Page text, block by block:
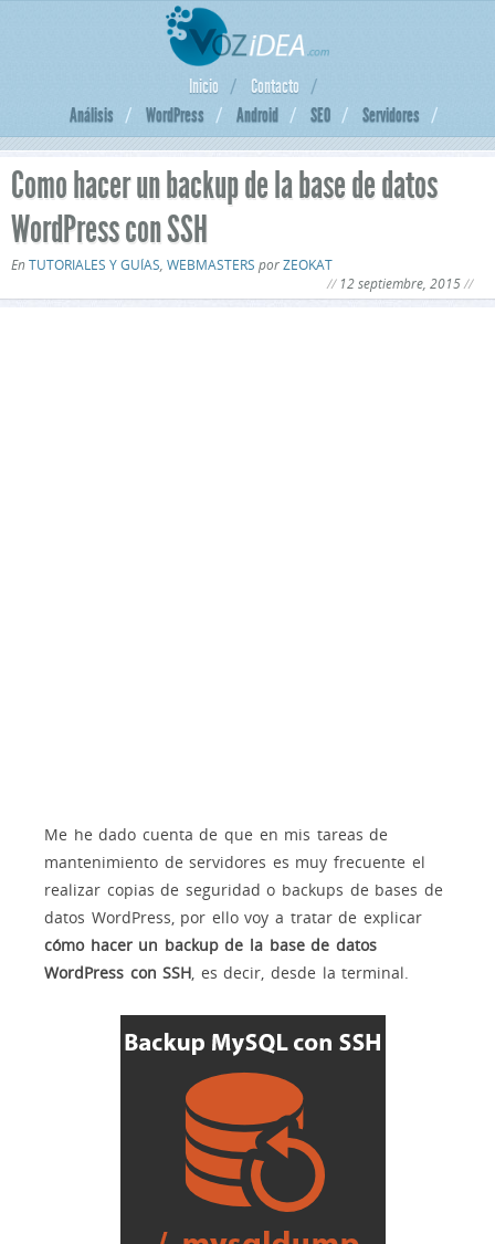
Inicio
Contacto
Análisis
WordPress Android SEO Servidores
Como hacer un backup de la base de datos
WordPress con SSH
EnTUTORIALES Y GUÍAS, WEBMASTERS porZEOKAT
12 septiembre, 2015
Me he dado cuenta de que en mis tareas de
mantenimiento de servidores es muy frecuente el
realizar copias de seguridad o backups de bases de
datos WordPress, por ello voy a tratar de explicar
cómo hacer un backup de la base de datos
WordPress con SSH , es decir, desde la terminal.